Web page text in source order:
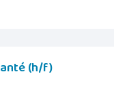
(h/f)